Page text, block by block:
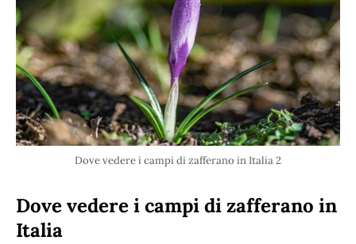
Dove vedere i campi di zafferano in Italia 2
Dove vedere i campi di zafferano in
Italia